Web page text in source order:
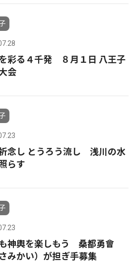
彩る４千発 ８月１日 八王子
会
念し とうろう流し 浅川の水
らす
神輿を楽しもう 桑都勇會
さみかい）が担ぎ手募集